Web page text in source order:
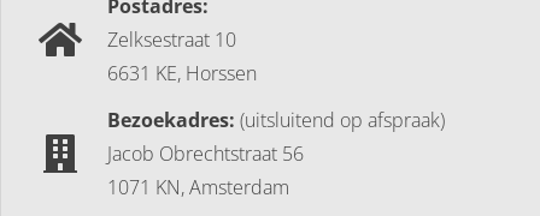
Postadres:
Zelksestraat 10
6631 KE, Horssen
Bezoekadres: (uitsluitend op afspraak)
Jacob Obrechtstraat 56
1071 KN, Amsterdam